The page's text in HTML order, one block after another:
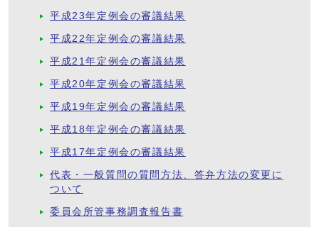
平成23年定例会の審議結果
平成22年定例会の審議結果
平成21年定例会の審議結果
平成20年定例会の審議結果
平成19年定例会の審議結果
平成18年定例会の審議結果
平成17年定例会の審議結果
代表・一般質問の質問方法、答弁方法の変更に
ついて
委員会所管事務調査報告書